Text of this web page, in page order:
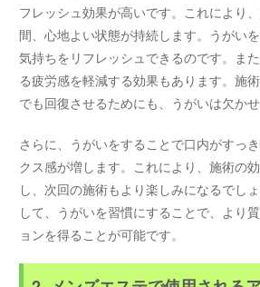
フレッシュ効果が高いです。これにより
間、心地よい状態が持続します。うがい
気持ちをリフレッシュできるのです。ま
る疲労感を軽減する効果もあります。施
でも回復させるためにも、うがいは欠かせ
さらに、うがいをすることで口内がすっ
クス感が増します。これにより、施術の
し、次回の施術もより楽しみになるでし
して、うがいを習慣にすることで、より
ョンを得ることが可能です。